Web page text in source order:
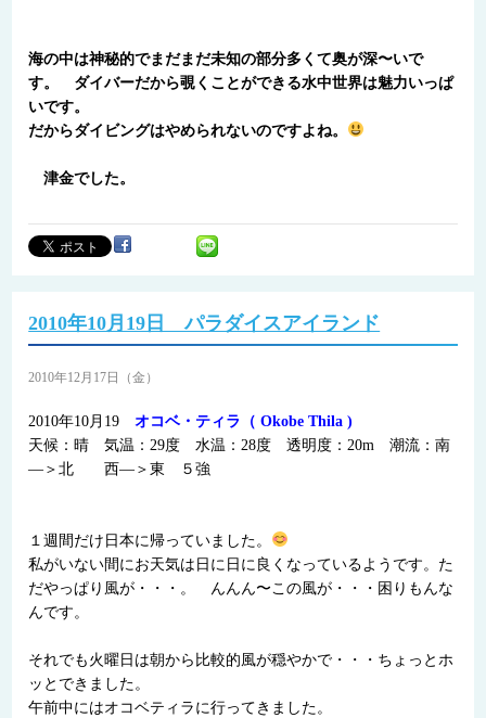
海の中は神秘的でまだまだ未知の部分多くて奥が深〜いで
す。 ダイバーだから覗くことができる水中世界は魅力いっぱ
いです。
だからダイビングはやめられないのですよね。
津金でした。
2010年10月19日 パラダイスアイランド
2010年12月17日（金）
2010年10月19オコベ・ティラ（ Okobe Thila )
天候：晴 気温：29度 水温：28度 透明度：20m 潮流：南
―＞北 西―＞東 ５強
１週間だけ日本に帰っていました。
私がいない間にお天気は日に日に良くなっているようです。た
だやっぱり風が・・・。 んんん〜この風が・・・困りもんな
んです。
それでも火曜日は朝から比較的風が穏やかで・・・ちょっとホ
ッとできました。
午前中にはオコベティラに行ってきました。